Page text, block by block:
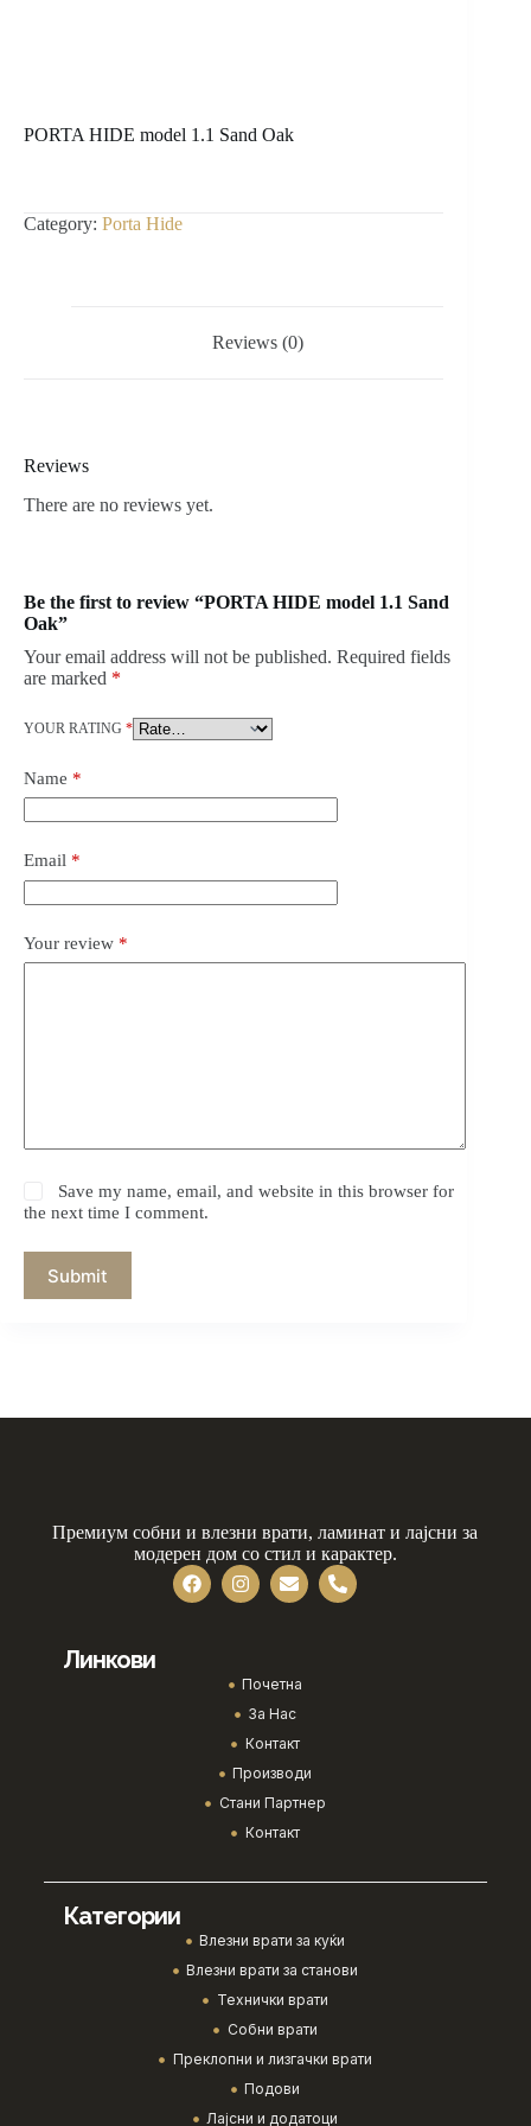
PORTA HIDE model 1.1 Sand Oak
Category: Porta Hide
Reviews (0)
Reviews
There are no reviews yet.
Be the first to review “PORTA HIDE model 1.1 Sand
Oak”
Your email address will not be published. Required fields
are marked *
YOUR RATING *
Name *
Email *
Your review *
Save my name, email, and website in this browser for
the next time I comment.
Submit
Премиум собни и влезни врати, ламинат и лајсни за
модерен дом со стил и карактер.
Линкови
Почетна
За Нас
Контакт
Производи
Стани Партнер
Контакт
Категории
Влезни врати за куќи
Влезни врати за станови
Технички врати
Собни врати
Преклопни и лизгачки врати
Подови
Лајсни и додатоци